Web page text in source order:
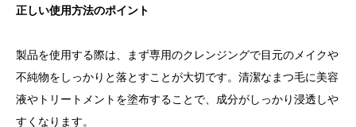
正しい使用方法のポイント
製品を使用する際は、まず専用のクレンジングで目元のメイクや
不純物をしっかりと落とすことが大切です。清潔なまつ毛に美容
液やトリートメントを塗布することで、成分がしっかり浸透しや
すくなります。